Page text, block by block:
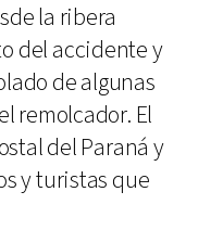
la ribera
del accidente y
de algunas
remolcador. El
del Paraná y
y turistas que